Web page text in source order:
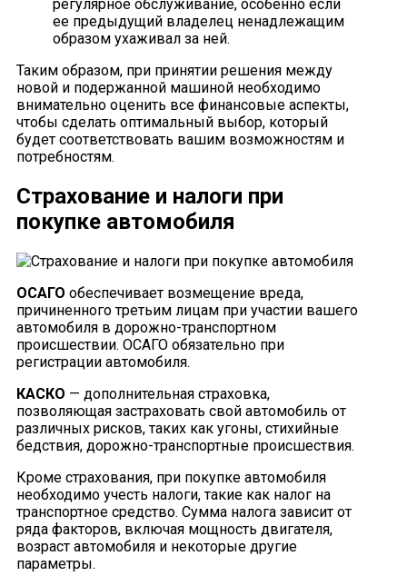
регулярное обслуживание, особенно если
ее предыдущий владелец ненадлежащим
образом ухаживал за ней.
Таким образом, при принятии решения между
новой и подержанной машиной необходимо
внимательно оценить все финансовые аспекты,
чтобы сделать оптимальный выбор, который
будет соответствовать вашим возможностям и
потребностям.
Страхование и налоги при
покупке автомобиля
ОСАГО обеспечивает возмещение вреда,
причиненного третьим лицам при участии вашего
автомобиля в дорожно-транспортном
происшествии. ОСАГО обязательно при
регистрации автомобиля.
КАСКО — дополнительная страховка,
позволяющая застраховать свой автомобиль от
различных рисков, таких как угоны, стихийные
бедствия, дорожно-транспортные происшествия.
Кроме страхования, при покупке автомобиля
необходимо учесть налоги, такие как налог на
транспортное средство. Сумма налога зависит от
ряда факторов, включая мощность двигателя,
возраст автомобиля и некоторые другие
параметры.